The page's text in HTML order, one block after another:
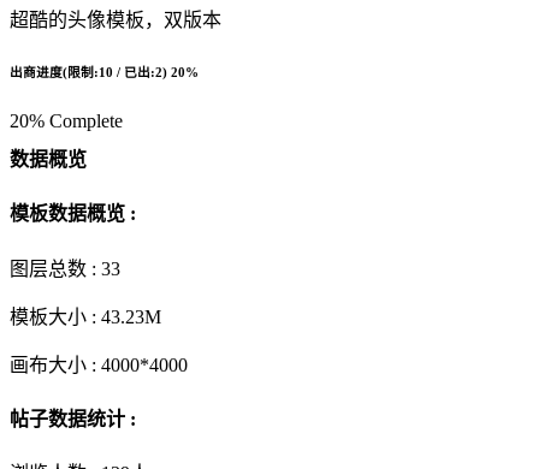
超酷的头像模板，双版本
出商进度(限制:10 / 已出:2) 20%
20% Complete
数据概览
模板数据概览 :
图层总数 : 33
模板大小 : 43.23M
画布大小 : 4000*4000
帖子数据统计 :